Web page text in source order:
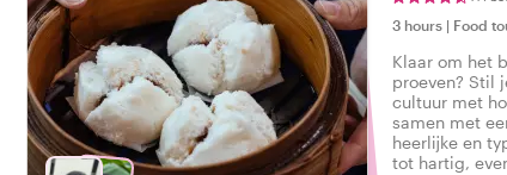
3 hours | Food
Klaar om het
proeven? Stil
cultuur met
samen met
heerlijke en
tot hartig,